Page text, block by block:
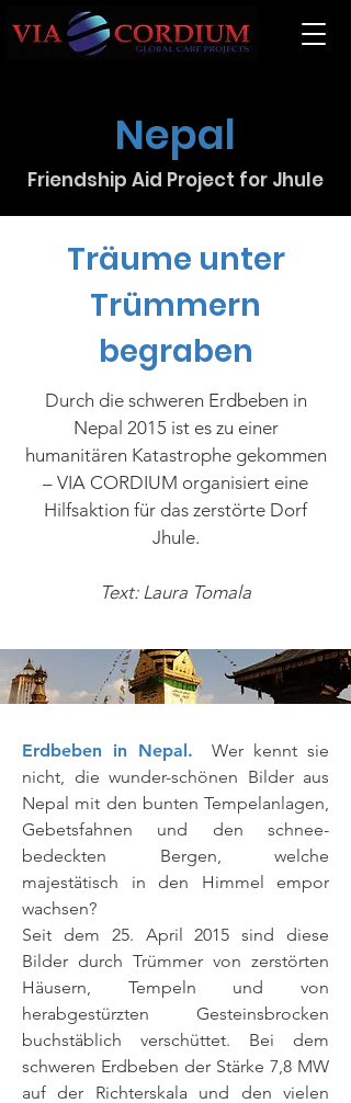
Nepal
Friendship Aid Project for Jhule
Träume unter
Trümmern
begraben
Durch die schweren Erdbeben in
Nepal 2015 ist es zu einer
humanitären Katastrophe gekommen
– VIA CORDIUM organisiert eine
Hilfsaktion für das zerstörte Dorf
Jhule.
Text: Laura Tomala
Erdbeben in Nepal. Wer kennt sie
nicht, die wunder-schönen Bilder aus
Nepal mit den bunten Tempelanlagen,
Gebetsfahnen und den schnee-
bedeckten Bergen, welche
majestätisch in den Himmel empor
wachsen?
Seit dem 25. April 2015 sind diese
Bilder durch Trümmer von zerstörten
Häusern, Tempeln und von
herabgestürzten Gesteinsbrocken
buchstäblich verschüttet. Bei dem
schweren Erdbeben der Stärke 7,8 MW
auf der Richterskala und den vielen